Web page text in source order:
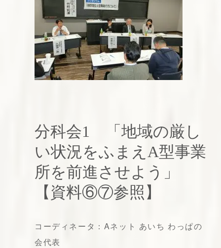
分科会1 「地域の厳し
い状況をふまえA型事業
所を前進させよう」
【資料⑥⑦参照】
コーディネータ：Aネット あいち わっぱの
会代表